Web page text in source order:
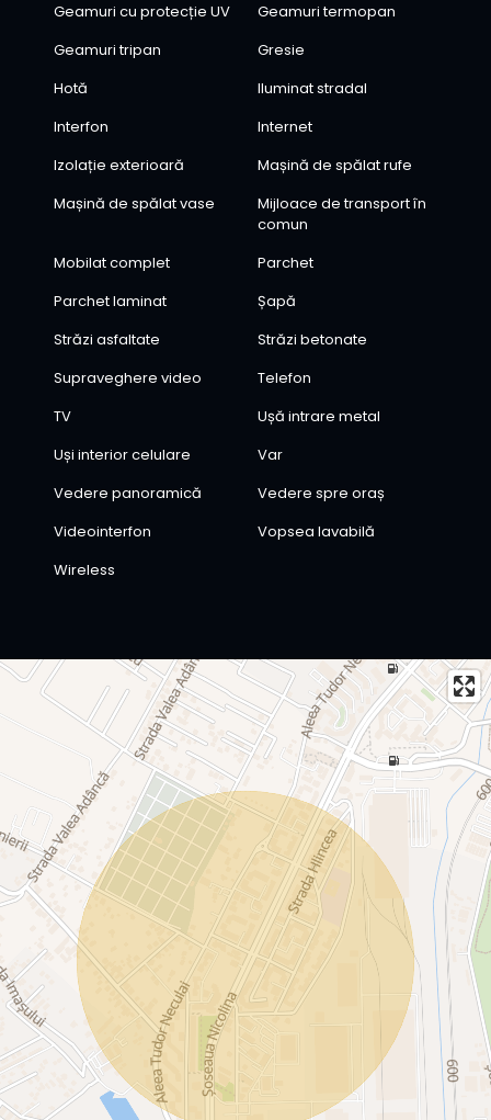
Geamuri cu protecție UV
Geamuri termopan
Geamuri tripan
Gresie
Hotă
Iluminat stradal
Interfon
Internet
Izolație exterioară
Mașină de spălat rufe
Mașină de spălat vase
Mijloace de transport în
comun
Mobilat complet
Parchet
Parchet laminat
Șapă
Străzi asfaltate
Străzi betonate
Supraveghere video
Telefon
TV
Ușă intrare metal
Uși interior celulare
Var
Vedere panoramică
Vedere spre oraș
Videointerfon
Vopsea lavabilă
Wireless